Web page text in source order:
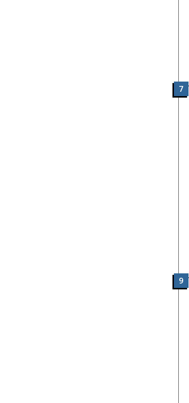
7
9